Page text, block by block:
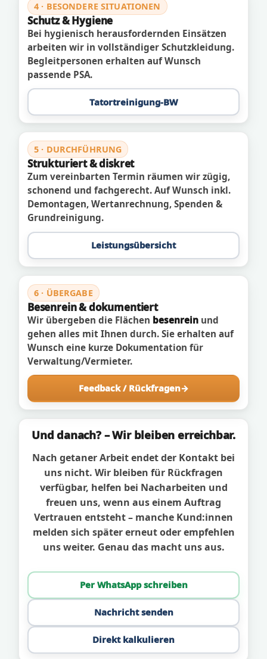
4 · BESONDERE SITUATIONEN
Schutz & Hygiene
Bei hygienisch herausfordernden Einsätzen
arbeiten wir in vollständiger Schutzkleidung.
Begleitpersonen erhalten auf Wunsch
passende PSA.
Tatortreinigung-BW
5 · DURCHFÜHRUNG
Strukturiert & diskret
Zum vereinbarten Termin räumen wir zügig,
schonend und fachgerecht. Auf Wunsch inkl.
Demontagen, Wertanrechnung, Spenden &
Grundreinigung.
Leistungsübersicht
6 · ÜBERGABE
Besenrein & dokumentiert
Wir übergeben die Flächen besenrein und
gehen alles mit Ihnen durch. Sie erhalten auf
Wunsch eine kurze Dokumentation für
Verwaltung/Vermieter.
Feedback / Rückfragen
Und danach? – Wir bleiben erreichbar.
Nach getaner Arbeit endet der Kontakt bei
uns nicht. Wir bleiben für Rückfragen
verfügbar, helfen bei Nacharbeiten und
freuen uns, wenn aus einem Auftrag
Vertrauen entsteht – manche Kund:innen
melden sich später erneut oder empfehlen
uns weiter. Genau das macht uns aus.
Per WhatsApp schreiben
Nachricht senden
Direkt kalkulieren